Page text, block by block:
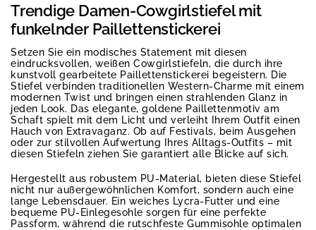
Trendige Damen-Cowgirlstiefel mit
funkelnder Paillettenstickerei
Setzen Sie ein modisches Statement mit diesen
eindrucksvollen, weißen Cowgirlstiefeln, die durch ihre
kunstvoll gearbeitete Paillettenstickerei begeistern. Die
Stiefel verbinden traditionellen Western-Charme mit einem
modernen Twist und bringen einen strahlenden Glanz in
jeden Look. Das elegante, goldene Paillettenmotiv am
Schaft spielt mit dem Licht und verleiht Ihrem Outfit einen
Hauch von Extravaganz. Ob auf Festivals, beim Ausgehen
oder zur stilvollen Aufwertung Ihres Alltags-Outfits – mit
diesen Stiefeln ziehen Sie garantiert alle Blicke auf sich.
Hergestellt aus robustem PU-Material, bieten diese Stiefel
nicht nur außergewöhnlichen Komfort, sondern auch eine
lange Lebensdauer. Ein weiches Lycra-Futter und eine
bequeme PU-Einlegesohle sorgen für eine perfekte
Passform, während die rutschfeste Gummisohle optimalen